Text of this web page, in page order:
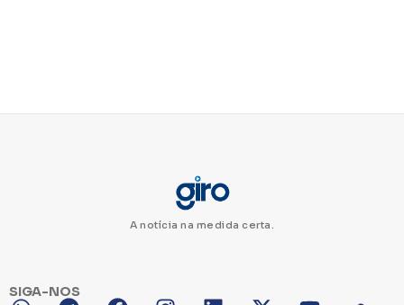
A notícia na medida certa.
SIGA-NOS